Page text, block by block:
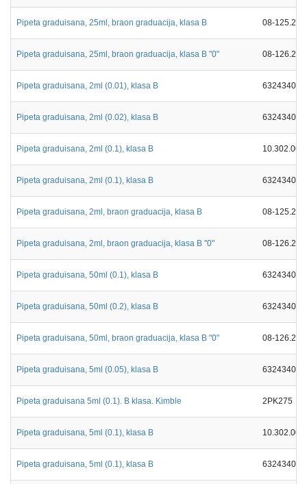
Pipeta graduisana, 25ml, braon graduacija, klasa B 08-
Pipeta graduisana, 25ml, braon graduacija, klasa B "0" 08-
Pipeta graduisana, 2ml (0.01), klasa B
Pipeta graduisana, 2ml (0.02), klasa B
Pipeta graduisana, 2ml (0.1), klasa B
Pipeta graduisana, 2ml (0.1), klasa B
Pipeta graduisana, 2ml, braon graduacija, klasa B 08-
Pipeta graduisana, 2ml, braon graduacija, klasa B "0" 08-
Pipeta graduisana, 50ml (0.1), klasa B
Pipeta graduisana, 50ml (0.2), klasa B
Pipeta graduisana, 50ml, braon graduacija, klasa B "0" 08-
Pipeta graduisana, 5ml (0.05), klasa B
Pipeta graduisana 5ml (0.1). B klasa. Kimble 2PK275
Pipeta graduisana, 5ml (0.1), klasa B
Pipeta graduisana, 5ml (0.1), klasa B